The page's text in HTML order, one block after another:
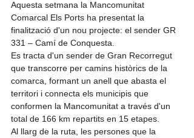
Aquesta setmana la Mancomunitat
Comarcal Els Ports ha presentat la
finalització d'un nou projecte: el sender GR
331 – Camí de Conquesta.
Es tracta d'un sender de Gran Recorregut
que transcorre per camins històrics de la
comarca, formant un anell que abasta el
territori i connecta els municipis que
conformen la Mancomunitat a través d'un
total de 166 km repartits en 15 etapes.
Al llarg de la ruta, les persones que la